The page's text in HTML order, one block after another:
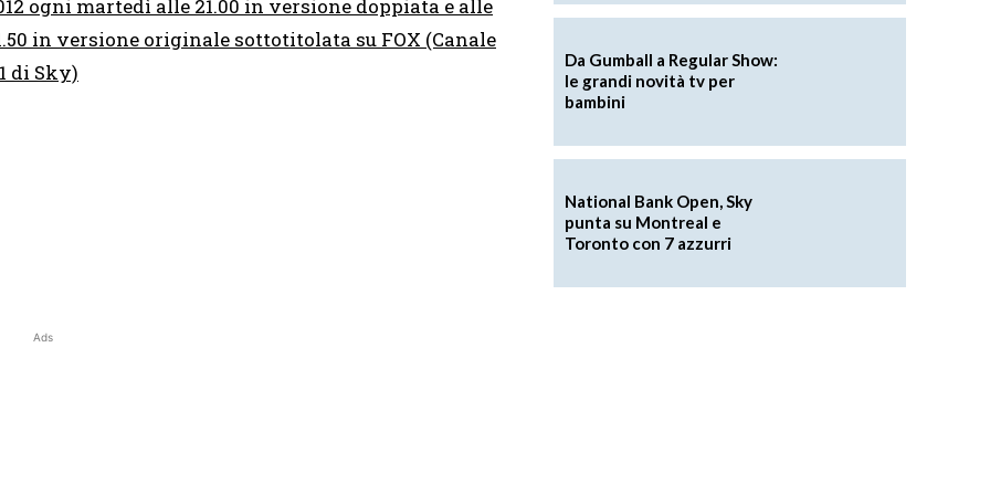
ogni martedì alle 21.00 in versione doppiata e alle
in versione originale sottotitolata su FOX (Canale
di Sky)
Ads
Da Gumball a Regular Show:
le grandi novità tv per
bambini
National Bank Open, Sky
punta su Montreal e
Toronto con 7 azzurri